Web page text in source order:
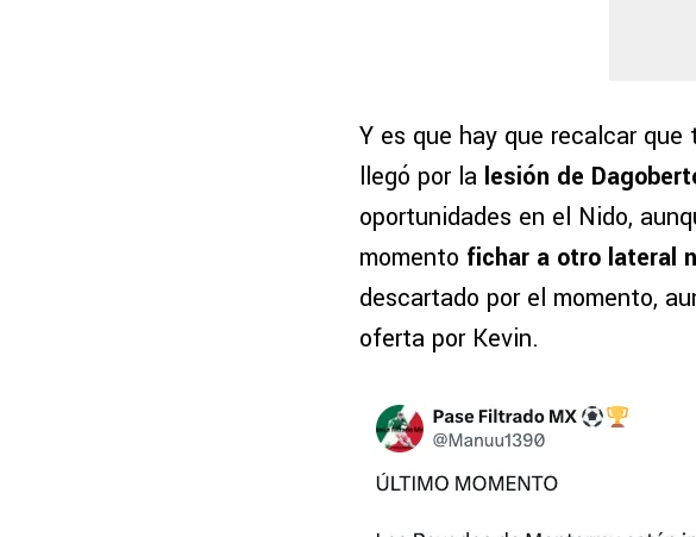
Y es que hay que recalcar que
llegó por la lesión de
oportunidades en el Nido,
momento fichar a otro lateral
descartado por el momento,
oferta por Kevin.